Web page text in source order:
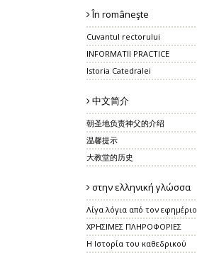
În româneşte
Cuvantul rectorului
INFORMATII PRACTICE
Istoria Catedralei
中文简介
朝圣地负责神父的介绍
温馨提示
大教堂的历史
στην ελληνική γλώσσα
Λίγα λόγια από τον εφημέριο
ΧΡΗΣΙΜEΣ ΠΛΗΡΟΦΟΡΙΕΣ
Η Ιστορία του καθεδρικού